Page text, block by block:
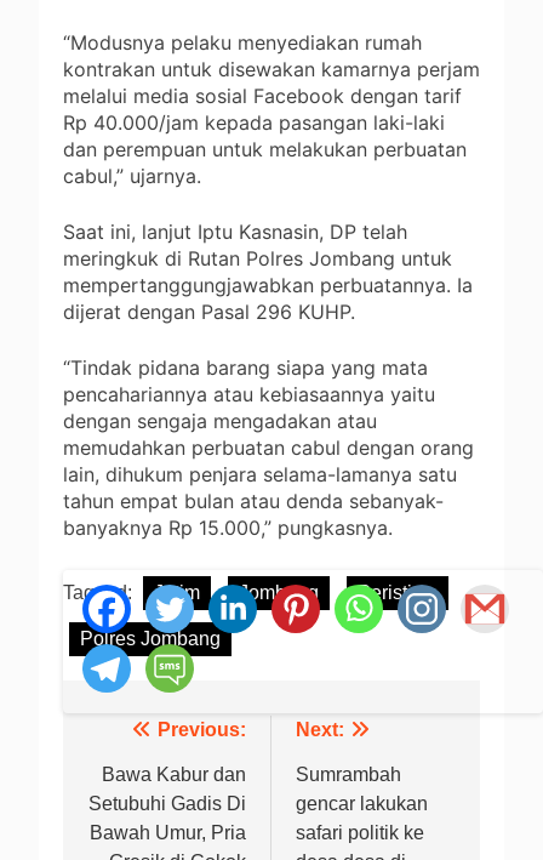
“Modusnya pelaku menyediakan rumah
kontrakan untuk disewakan kamarnya perjam
melalui media sosial Facebook dengan tarif
Rp 40.000/jam kepada pasangan laki-laki
dan perempuan untuk melakukan perbuatan
cabul,” ujarnya.
Saat ini, lanjut Iptu Kasnasin, DP telah
meringkuk di Rutan Polres Jombang untuk
mempertanggungjawabkan perbuatannya. Ia
dijerat dengan Pasal 296 KUHP.
“Tindak pidana barang siapa yang mata
pencahariannya atau kebiasaannya yaitu
dengan sengaja mengadakan atau
memudahkan perbuatan cabul dengan orang
lain, dihukum penjara selama-lamanya satu
tahun empat bulan atau denda sebanyak-
banyaknya Rp 15.000,” pungkasnya.
Tagged: Jatim Jombang Peristiwa
Polres Jombang
Navigasi
pos
Previous:
Bawa Kabur dan
Setubuhi Gadis Di
Bawah Umur, Pria
Next:
Sumrambah
gencar lakukan
safari politik ke